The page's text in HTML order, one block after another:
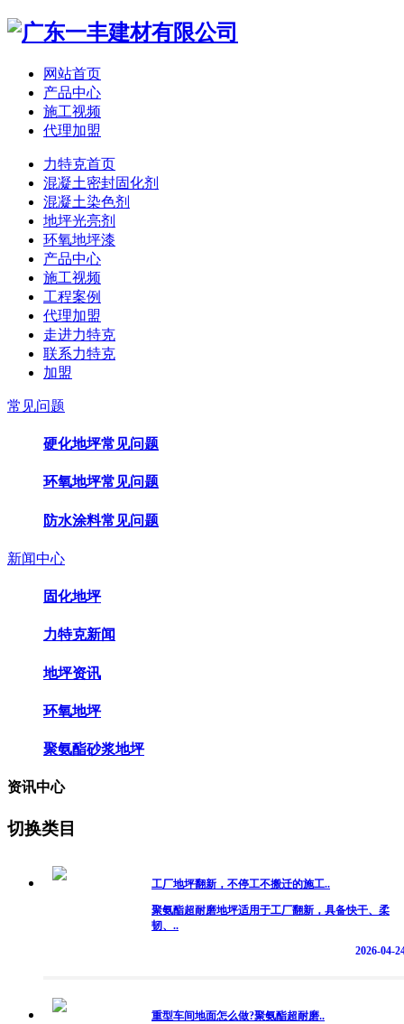
网站首页
产品中心
施工视频
代理加盟
力特克首页
混凝土密封固化剂
混凝土染色剂
地坪光亮剂
环氧地坪漆
产品中心
施工视频
工程案例
代理加盟
走进力特克
联系力特克
加盟
常见问题
硬化地坪常见问题
环氧地坪常见问题
防水涂料常见问题
新闻中心
固化地坪
力特克新闻
地坪资讯
环氧地坪
聚氨酯砂浆地坪
资讯中心
切换类目
工厂地坪翻新，不停工不搬迁的施工..
聚氨酯超耐磨地坪适用于工厂翻新，具备快干、柔
韧、..
2026-04-
重型车间地面怎么做?聚氨酯超耐磨..